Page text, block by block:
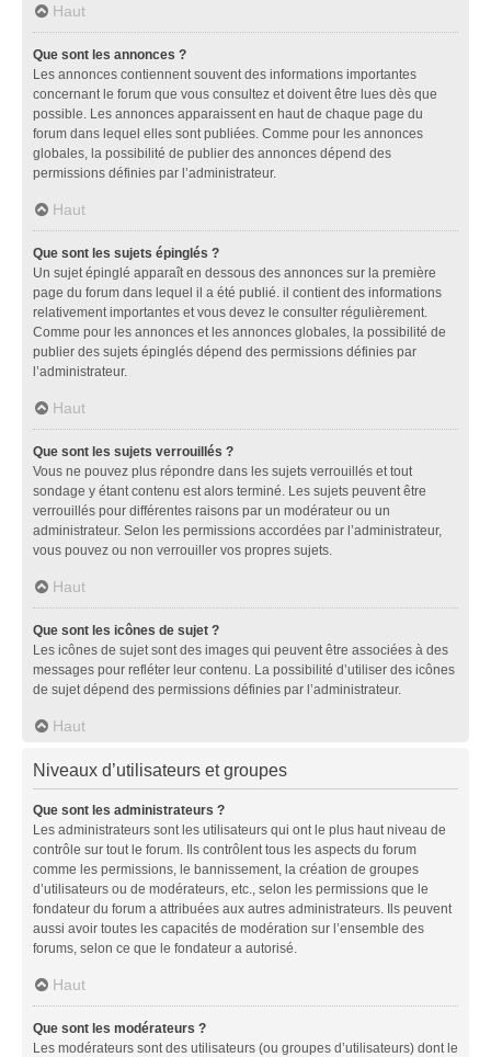
Haut
Que sont les annonces ?
Les annonces contiennent souvent des informations importantes
concernant le forum que vous consultez et doivent être lues dès que
possible. Les annonces apparaissent en haut de chaque page du
forum dans lequel elles sont publiées. Comme pour les annonces
globales, la possibilité de publier des annonces dépend des
permissions définies par l’administrateur.
Haut
Que sont les sujets épinglés ?
Un sujet épinglé apparaît en dessous des annonces sur la première
page du forum dans lequel il a été publié. il contient des informations
relativement importantes et vous devez le consulter régulièrement.
Comme pour les annonces et les annonces globales, la possibilité de
publier des sujets épinglés dépend des permissions définies par
l’administrateur.
Haut
Que sont les sujets verrouillés ?
Vous ne pouvez plus répondre dans les sujets verrouillés et tout
sondage y étant contenu est alors terminé. Les sujets peuvent être
verrouillés pour différentes raisons par un modérateur ou un
administrateur. Selon les permissions accordées par l’administrateur,
vous pouvez ou non verrouiller vos propres sujets.
Haut
Que sont les icônes de sujet ?
Les icônes de sujet sont des images qui peuvent être associées à des
messages pour refléter leur contenu. La possibilité d’utiliser des icônes
de sujet dépend des permissions définies par l’administrateur.
Haut
Niveaux d’utilisateurs et groupes
Que sont les administrateurs ?
Les administrateurs sont les utilisateurs qui ont le plus haut niveau de
contrôle sur tout le forum. Ils contrôlent tous les aspects du forum
comme les permissions, le bannissement, la création de groupes
d’utilisateurs ou de modérateurs, etc., selon les permissions que le
fondateur du forum a attribuées aux autres administrateurs. Ils peuvent
aussi avoir toutes les capacités de modération sur l’ensemble des
forums, selon ce que le fondateur a autorisé.
Haut
Que sont les modérateurs ?
Les modérateurs sont des utilisateurs (ou groupes d’utilisateurs) dont le